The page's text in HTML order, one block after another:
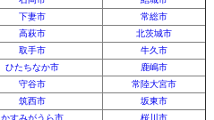
下妻市
常総市
高萩市
北茨城市
取手市
牛久市
ひたちなか市
鹿嶋市
守谷市
常陸大宮市
筑西市
坂東市
かすみがうら市
桜川市